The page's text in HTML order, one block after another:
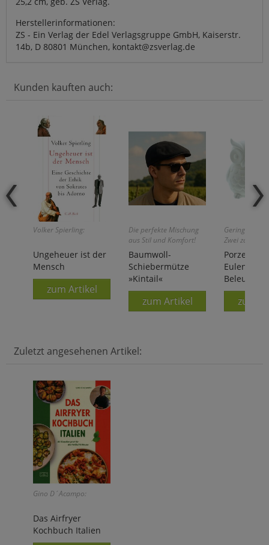
Herstellerinformationen:
ZS - Ein Verlag der Edel Verlagsgruppe GmbH, Kaiserstr.
14b, D 80801 München, kontakt@zsverlag.de
Kunden kauften auch:
Volker Spierling:
Ungeheuer ist der
Mensch
zum Artikel
Die perfekte Mischung
aus Stil und Komfort!
Baumwoll-
Schiebermütze
»Kintail«
zum Artikel
Geringer
Zwei
Gesellen!
Porzellan-
Eulenpaar
zum
Zuletzt angesehenen Artikel:
Gino D´Acampo:
Das Airfryer
Kochbuch Italien